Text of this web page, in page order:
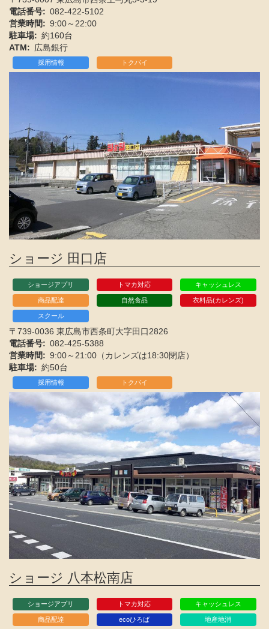
電話番号
082-422-5102
営業時間
9:00～22:00
駐車場
約160台
ATM
広島銀行
採用情報 トクバイ
ショージ 田口店
ショージアプリ トマカ対応 キャッシュレス
商品配達 自然食品 衣料品(カレンズ)
スクール
〒739-0036 東広島市西条町大字田口2826
電話番号
082-425-5388
営業時間
9:00～21:00（カレンズは18:30閉店）
駐車場
約50台
採用情報 トクバイ
ショージ 八本松南店
ショージアプリ トマカ対応 キャッシュレス
商品配達 ecoひろば 地産地消